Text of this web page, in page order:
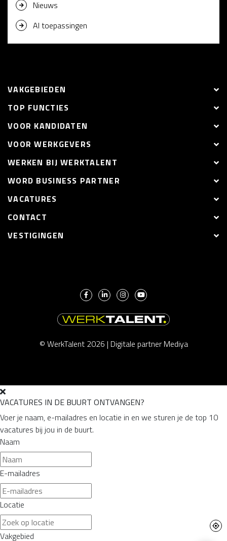
Nieuws
AI toepassingen
VAKGEBIEDEN
TOP FUNCTIES
VOOR KANDIDATEN
VOOR WERKGEVERS
WERKEN BIJ WERKTALENT
WORD BUSINESS PARTNER
VACATURES
CONTACT
VESTIGINGEN
© WerkTalent 2026 | Digitale partner Mediya
VACATURES IN DE BUURT ONTVANGEN?
Voer je naam, e-mailadres en locatie in en we sturen je de top 10
vacatures bij jou in de buurt.
Naam
E-mailadres
Locatie
Vakgebied